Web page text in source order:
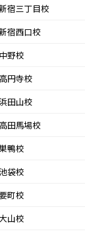
宿三丁目校
宿西口校
中野校
高円寺校
田山校
高田馬場校
鴨校
池袋校
要町校
山校